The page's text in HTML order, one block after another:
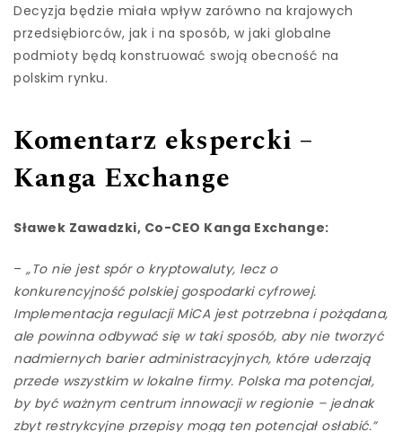
Decyzja będzie miała wpływ zarówno na krajowych
przedsiębiorców, jak i na sposób, w jaki globalne
podmioty będą konstruować swoją obecność na
polskim rynku.
Komentarz ekspercki –
Kanga Exchange
Sławek Zawadzki, Co-CEO Kanga Exchange:
– „To nie jest spór o kryptowaluty, lecz o
konkurencyjność polskiej gospodarki cyfrowej.
Implementacja regulacji MiCA jest potrzebna i pożądana,
ale powinna odbywać się w taki sposób, aby nie tworzyć
nadmiernych barier administracyjnych, które uderzają
przede wszystkim w lokalne firmy. Polska ma potencjał,
by być ważnym centrum innowacji w regionie – jednak
zbyt restrykcyjne przepisy mogą ten potencjał osłabić.”